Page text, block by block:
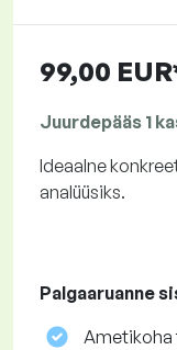
99,00
Juurdepääs 1
Ideaalne
analüüsiks.
Palgaaruanne
Ametikoha